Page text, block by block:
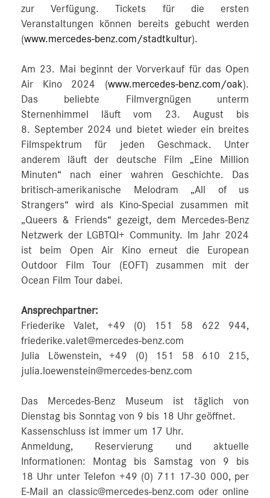
zur Verfügung. Tickets für die ersten
Veranstaltungen können bereits gebucht werden
(www.mercedes-benz.com/stadtkultur).
Am 23. Mai beginnt der Vorverkauf für das Open
Air Kino 2024 (www.mercedes-benz.com/oak).
Das beliebte Filmvergnügen unterm
Sternenhimmel läuft vom 23. August bis
8. September 2024 und bietet wieder ein breites
Filmspektrum für jeden Geschmack. Unter
anderem läuft der deutsche Film „Eine Million
Minuten“ nach einer wahren Geschichte. Das
britisch-amerikanische Melodram „All of us
Strangers“ wird als Kino-Special zusammen mit
„Queers & Friends“ gezeigt, dem Mercedes-Benz
Netzwerk der LGBTQI+ Community. Im Jahr 2024
ist beim Open Air Kino erneut die European
Outdoor Film Tour (EOFT) zusammen mit der
Ocean Film Tour dabei.
Ansprechpartner:
Friederike Valet, +49 (0) 151 58 622 944,
friederike.valet@mercedes-benz.com
Julia Löwenstein, +49 (0) 151 58 610 215,
julia.loewenstein@mercedes-benz.com
Das Mercedes-Benz Museum ist täglich von
Dienstag bis Sonntag von 9 bis 18 Uhr geöffnet.
Kassenschluss ist immer um 17 Uhr.
Anmeldung, Reservierung und aktuelle
Informationen: Montag bis Samstag von 9 bis
18 Uhr unter Telefon +49 (0) 711 17-30 000, per
E-Mail an classic@mercedes-benz.com oder online